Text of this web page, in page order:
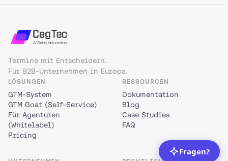
Termine mit Entscheidern.
Für B2B-Unternehmen in Europa.
LÖSUNGEN
GTM-System
GTM Goat (Self-Service)
Für Agenturen
(Whitelabel)
Pricing
RESSOURCEN
Dokumentation
Blog
Case Studies
FAQ